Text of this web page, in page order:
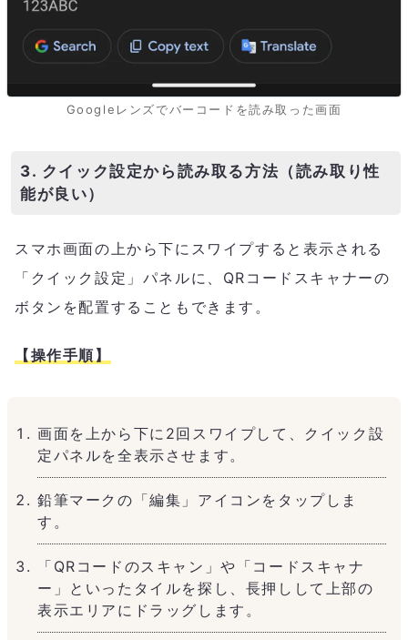
Googleレンズでバーコードを読み取った画面
3. クイック設定から読み取る方法（読み取り性
能が良い）
スマホ画面の上から下にスワイプすると表示される
「クイック設定」パネルに、QRコードスキャナーの
ボタンを配置することもできます。
【操作手順】
画面を上から下に2回スワイプして、クイック設
定パネルを全表示させます。
鉛筆マークの「編集」アイコンをタップしま
す。
「QRコードのスキャン」や「コードスキャナ
ー」といったタイルを探し、長押しして上部の
表示エリアにドラッグします。